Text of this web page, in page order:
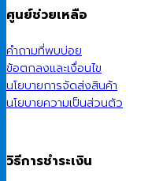
ศูนย์ช่วยเหลือ
คำถามที่พบบ่อย
ข้อตกลงและเงื่อนไข
นโยบายการจัดส่งสินค้า
นโยบายความเป็นส่วนตัว
วิธีการชำระเงิน